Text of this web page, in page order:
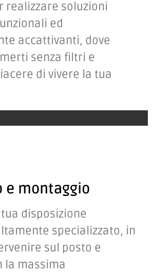
di capire chi sei,
ambienti e cosa vuoi
realizzare soluzioni
ed
accattivanti, dove
senza filtri e
di vivere la tua
e montaggio
disposizione
specializzato, in